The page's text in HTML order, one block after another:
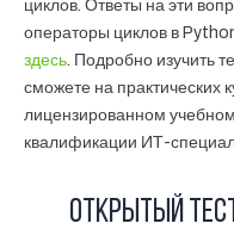
циклов. Ответы на эти
операторы циклов в
здесь. Подробно изучить
сможете на практических
лицензированном
квалификации ИТ-
Открытый